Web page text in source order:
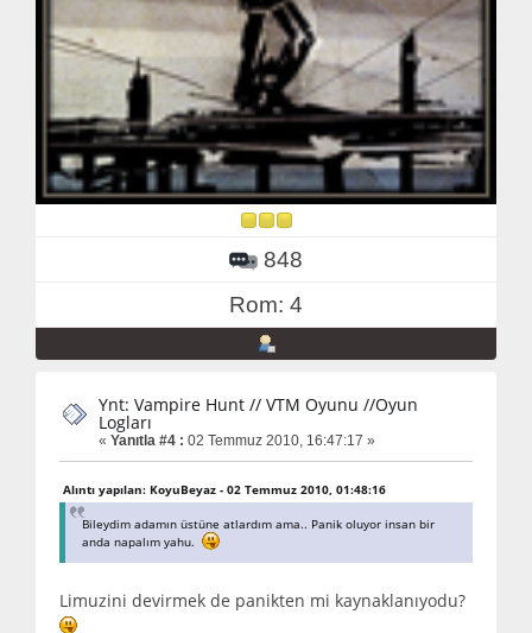
848
Rom: 4
Ynt: Vampire Hunt // VTM Oyunu //Oyun
Logları
« Yanıtla #4 : 02 Temmuz 2010, 16:47:17 »
Alıntı yapılan: KoyuBeyaz - 02 Temmuz 2010, 01:48:16
Bileydim adamın üstüne atlardım ama.. Panik oluyor insan bir
anda napalım yahu.
Limuzini devirmek de panikten mi kaynaklanıyodu?